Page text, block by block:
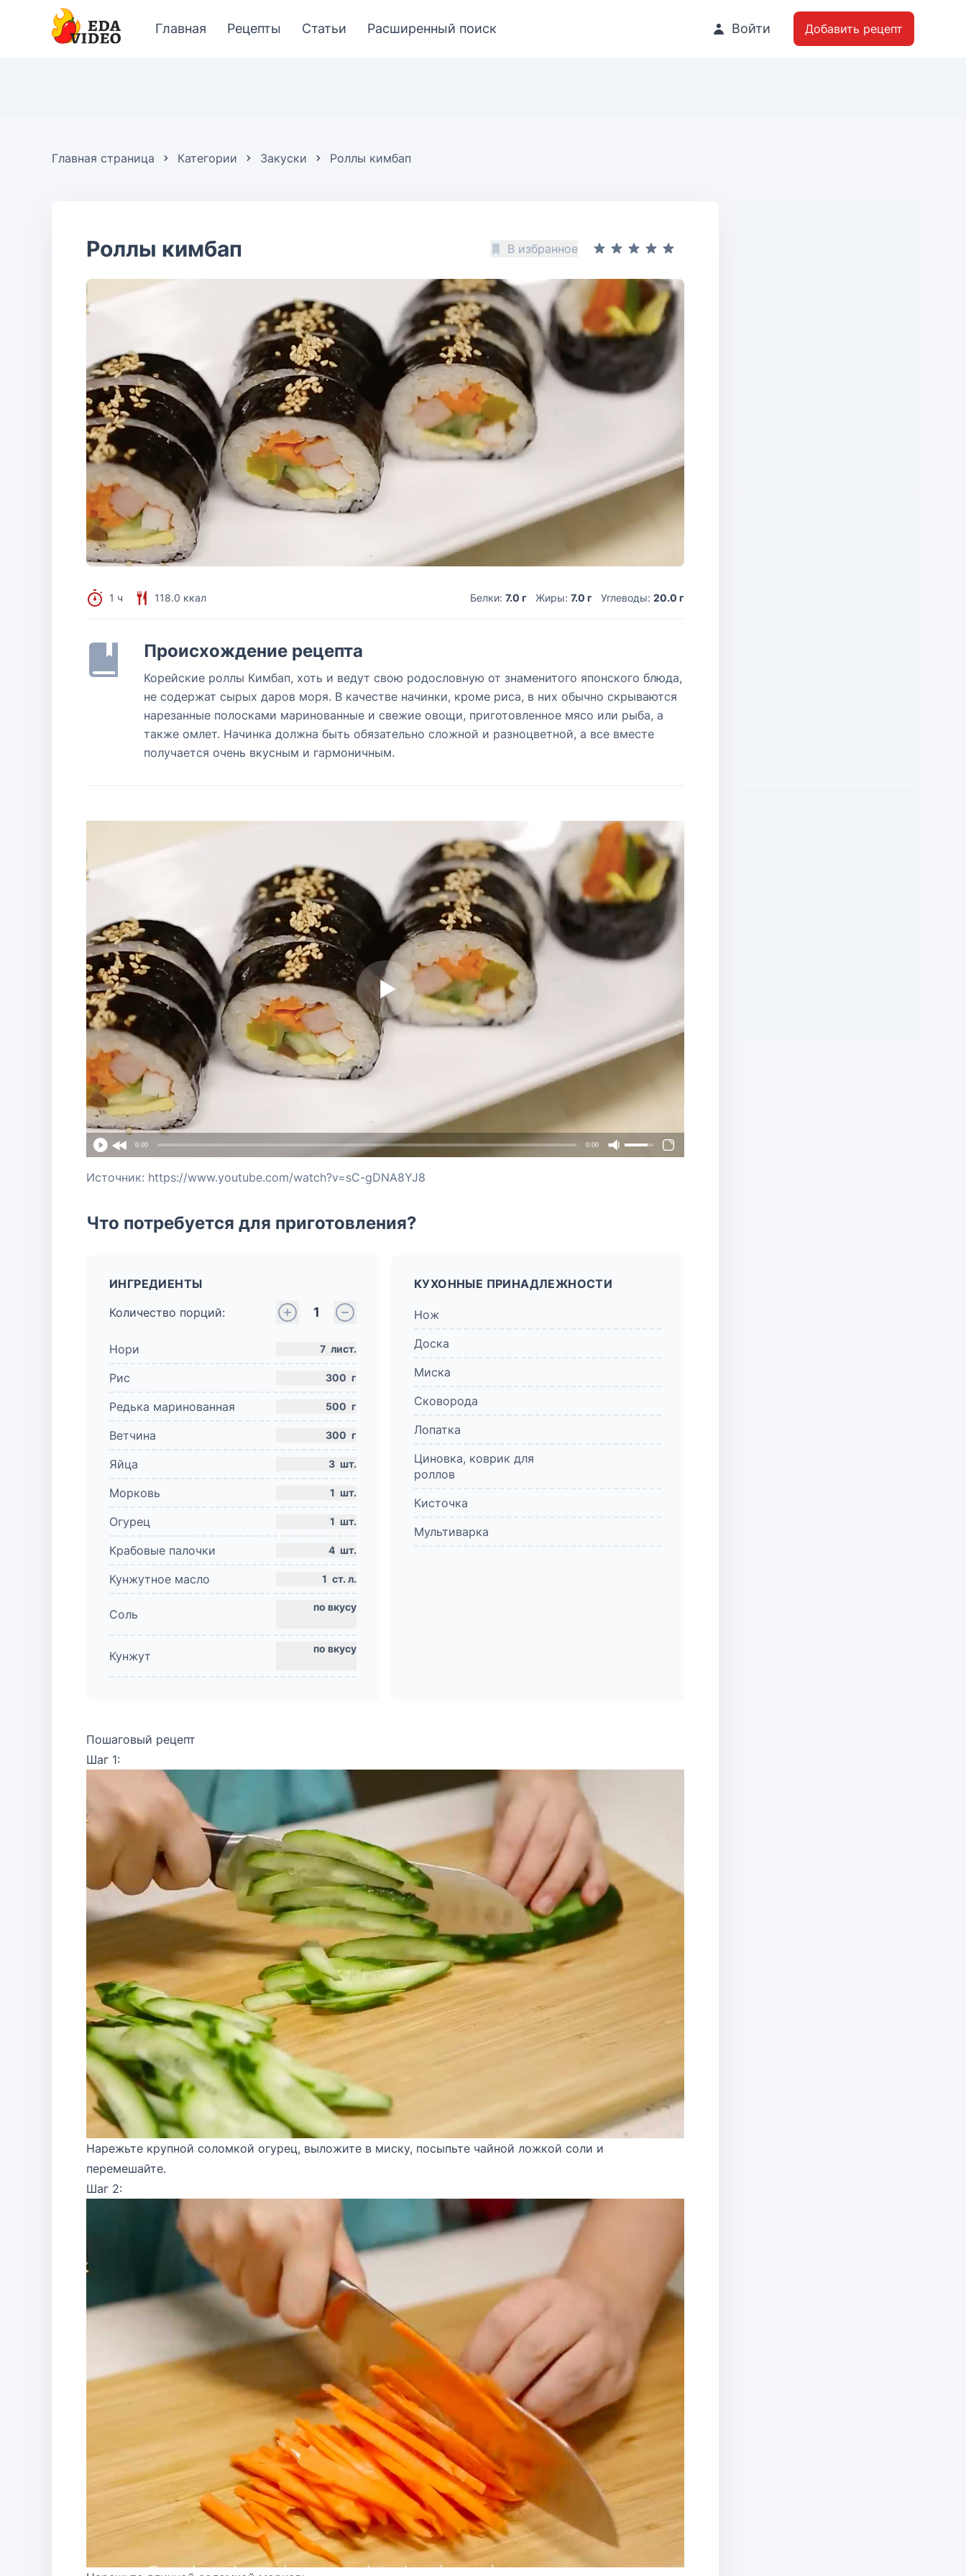
Главная Рецепты Статьи Расширенный поиск Войти Добавить рецепт
Главная страница Категории Закуски Роллы кимбап
Роллы кимбап В избранное
1 ч 118.0 ккал Белки: 7.0 г Жиры: 7.0 г Углеводы: 20.0 г
Происхождение рецепта
Корейские роллы Кимбап, хоть и ведут свою родословную от знаменитого японского блюда,
не содержат сырых даров моря. В качестве начинки, кроме риса, в них обычно скрываются
нарезанные полосками маринованные и свежие овощи, приготовленное мясо или рыба, а
также омлет. Начинка должна быть обязательно сложной и разноцветной, а все вместе
получается очень вкусным и гармоничным.
0:00 0:00
Источник: https://www.youtube.com/watch?v=sC-gDNA8YJ8
Что потребуется для приготовления?
ИНГРЕДИЕНТЫ
Количество порций:
1
Нори 7 лист.
Рис 300 г
Редька маринованная 500 г
Ветчина 300 г
Яйца 3 шт.
Морковь 1 шт.
Огурец 1 шт.
Крабовые палочки 4 шт.
Кунжутное масло 1 ст. л.
Соль
Кунжут
КУХОННЫЕ ПРИНАДЛЕЖНОСТИ
Нож
Доска
Миска
Сковорода
Лопатка
Циновка, коврик для
роллов
Кисточка
Мультиварка
Пошаговый рецепт
Шаг 1:
Нарежьте крупной соломкой огурец, выложите в миску, посыпьте чайной ложкой соли и
перемешайте.
Шаг 2: